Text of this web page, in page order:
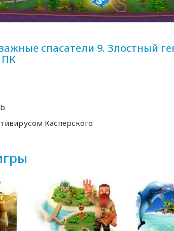
спасатели 9. Злостный
ПК
Касперского